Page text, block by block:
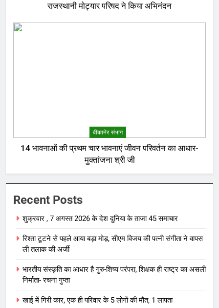
राजस्थानी मोट्यार परिषद ने किया अभिनंदन
बीकानेर संभाग
14 भावनाओं की प्रथम चार भावनाएं जीवन परिवर्तन का आधार-
मुक्तांजना श्री जी
Recent Posts
शुक्रवार , 7 अगस्त 2026 के देश दुनिया के ताजा 45 समाचार
रिश्ता टूटने से पहले आया बड़ा मोड़, सीएम विजय की पत्नी संगीता ने वापस
ली तलाक की अर्जी
भारतीय संस्कृति का आधार है गुरु-शिष्य परंपरा, शिक्षक ही राष्ट्र का असली
निर्माता- रचना गुप्ता
खाई में गिरी कार, एक ही परिवार के 5 लोगों की मौत, 1 लापता